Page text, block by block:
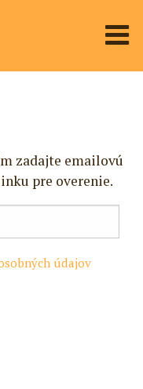
zadajte emailovú
pre overenie.
údajov